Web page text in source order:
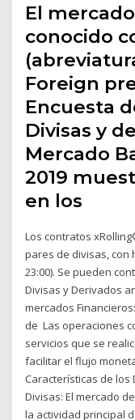
El
conocido
Foreign
Encuesta
Divisas y
Mercado
2019
en los
Los contratos
pares de divisas, con
23:00). Se pueden
Divisas y Derivados
mercados
de Las operaciones
servicios que se
facilitar el flujo
Características de los
Divisas: El mercado
la actividad principal